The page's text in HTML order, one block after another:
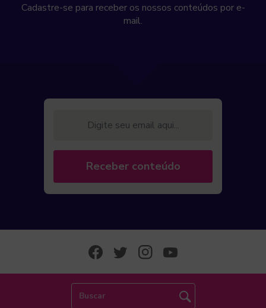
Cadastre-se para receber os nossos conteúdos por e-
mail.
Receber conteúdo